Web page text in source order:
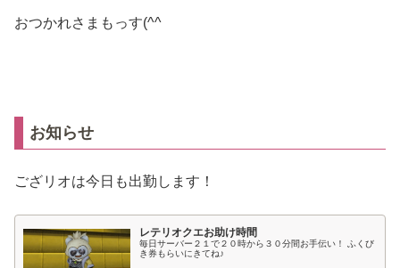
おつかれさまもっす(^^ゞ
お知らせ
ござリオは今日も出勤します！
レテリオクエお助け時間
毎日サーバー２１で２０時から３０分間お手伝い！ ふくび
き券もらいにきてね♪